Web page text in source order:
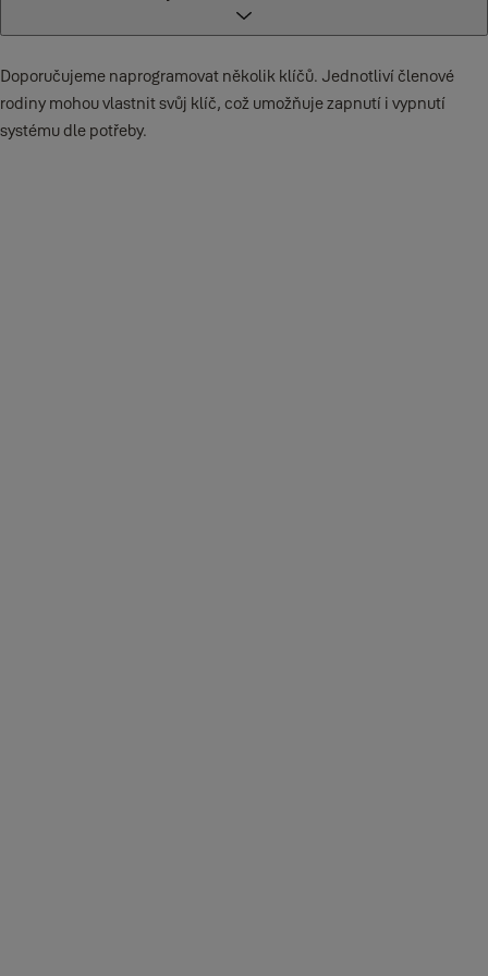
Doporučujeme naprogramovat několik klíčů. Jednotliví členové
rodiny mohou vlastnit svůj klíč, což umožňuje zapnutí i vypnutí
systému dle potřeby.